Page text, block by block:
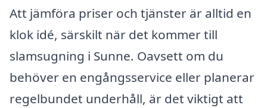
Att jämföra priser och tjänster är alltid en
klok idé, särskilt när det kommer till
slamsugning i Sunne. Oavsett om du
behöver en engångsservice eller planerar
regelbundet underhåll, är det viktigt att